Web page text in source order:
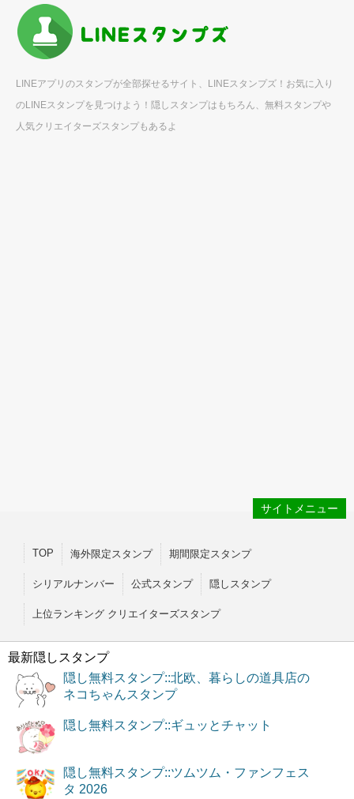
LINEアプリのスタンプが全部探せるサイト、LINEスタンプズ！お気に入り
のLINEスタンプを見つけよう！隠しスタンプはもちろん、無料スタンプや
人気クリエイターズスタンプもあるよ
サイトメニュー
TOP 海外限定スタンプ 期間限定スタンプ
シリアルナンバー 公式スタンプ 隠しスタンプ
上位ランキング クリエイターズスタンプ
最新隠しスタンプ
隠し無料スタンプ::北欧、暮らしの道具店の
ネコちゃんスタンプ
隠し無料スタンプ::ギュッとチャット
隠し無料スタンプ::ツムツム・ファンフェス
タ 2026